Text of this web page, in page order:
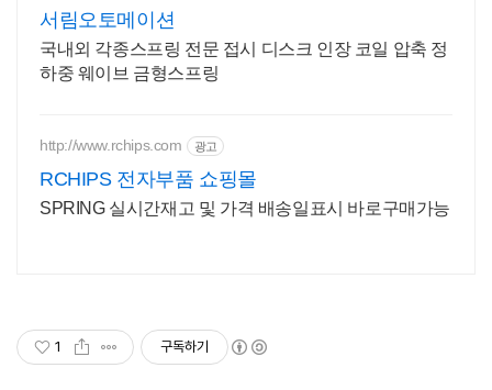
서림오토메이션
국내외 각종스프링 전문 접시 디스크 인장 코일 압축 정
하중 웨이브 금형스프링
http://www.rchips.com 광고
RCHIPS 전자부품 쇼핑몰
SPRING 실시간재고 및 가격 배송일표시 바로구매가능
1 구독하기